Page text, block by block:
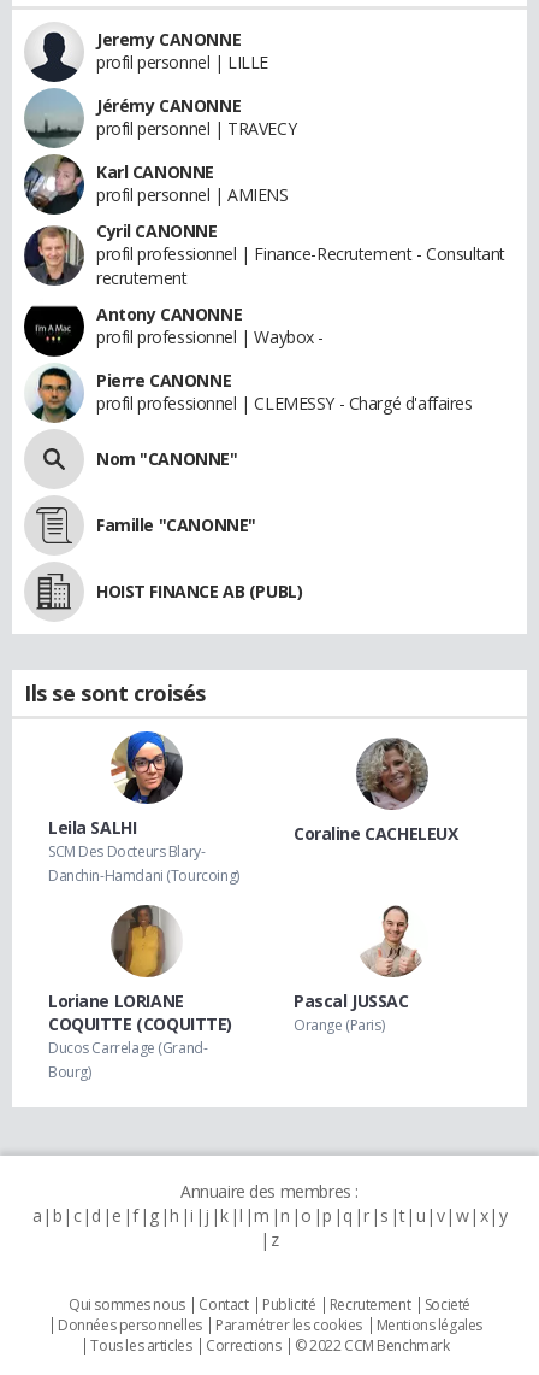
Jeremy CANONNE
profil personnel | LILLE
Jérémy CANONNE
profil personnel | TRAVECY
Karl CANONNE
profil personnel | AMIENS
Cyril CANONNE
profil professionnel | Finance-Recrutement - Consultant
recrutement
Antony CANONNE
profil professionnel | Waybox -
Pierre CANONNE
profil professionnel | CLEMESSY - Chargé d'affaires
Nom "CANONNE"
Famille "CANONNE"
HOIST FINANCE AB (PUBL)
Ils se sont croisés
Leila SALHI
SCM Des Docteurs Blary-
Danchin-Hamdani (Tourcoing)
Coraline CACHELEUX
Loriane LORIANE
COQUITTE (COQUITTE)
Ducos Carrelage (Grand-
Bourg)
Pascal JUSSAC
Orange (Paris)
Annuaire des membres :
a b c d e f g h i j k l m n o p q r s t u v w x y
z
Qui sommes nous Contact Publicité Recrutement
Societé
Données personnelles
Paramétrer les cookies
Mentions légales
Tous les articles
Corrections © 2022 CCM Benchmark